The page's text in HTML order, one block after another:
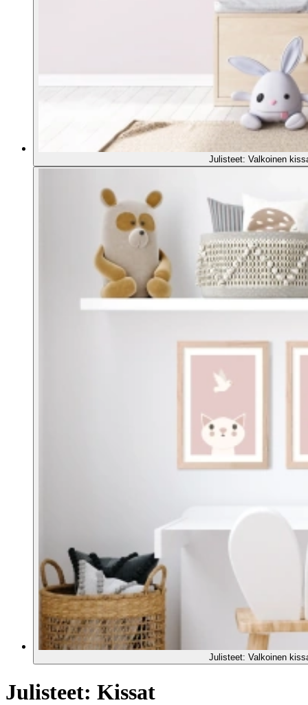
Julisteet: Valkoinen
Julisteet: Valkoinen
Julisteet: Kissat